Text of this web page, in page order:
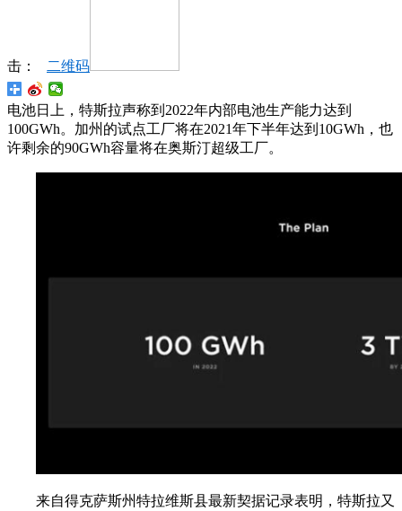
击： 二维码
电池日上，特斯拉声称到2022年内部电池生产能力达到
100GWh。加州的试点工厂将在2021年下半年达到10GWh，也
许剩余的90GWh容量将在奥斯汀超级工厂。
来自得克萨斯州特拉维斯县最新契据记录表明，特斯拉又